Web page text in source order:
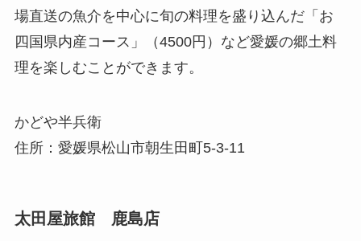
場直送の魚介を中心に旬の料理を盛り込んだ「お
四国県内産コース」（4500円）など愛媛の郷土料
理を楽しむことができます。
かどや半兵衛
住所：愛媛県松山市朝生田町5-3-11
太田屋旅館 鹿島店